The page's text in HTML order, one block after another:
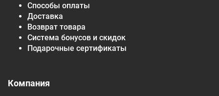
Способы оплаты
Доставка
Возврат товара
Система бонусов и скидок
Подарочные сертификаты
Компания